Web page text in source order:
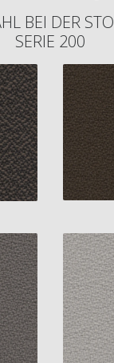
BEI DER
SERIE 200